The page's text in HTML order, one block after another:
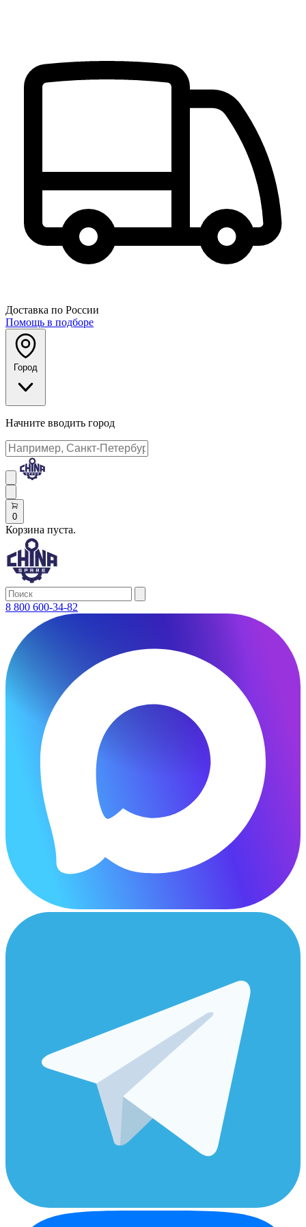
Доставка по России
Помощь в подборе
Город
Начните вводить город
0
Корзина пуста.
8 800 600-34-82